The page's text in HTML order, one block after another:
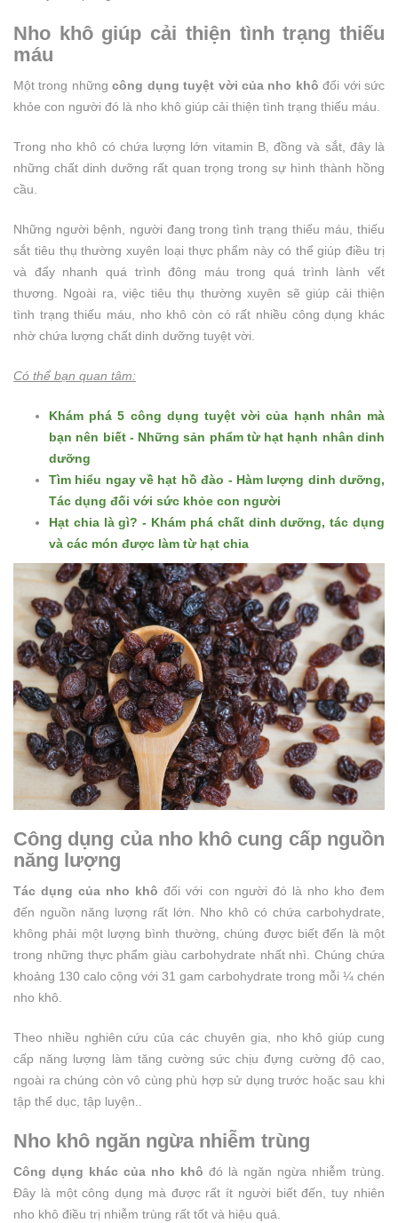
Nho khô giúp cải thiện tình trạng thiếu
máu
Một trong nhữngcông dụng tuyệt vời của nho khô đối với sức
khỏe con người đó là nho khô giúp cải thiện tình trạng thiếu máu.
Trong nho khô có chứa lượng lớn vitamin B, đồng và sắt, đây là
những chất dinh dưỡng rất quan trọng trong sự hình thành hồng
cầu.
Những người bệnh, người đang trong tình trạng thiếu máu, thiếu
sắt tiêu thụ thường xuyên loại thực phẩm này có thể giúp điều trị
và đẩy nhanh quá trình đông máu trong quá trình lành vết
thương. Ngoài ra, việc tiêu thụ thường xuyên sẽ giúp cải thiện
tình trạng thiếu máu, nho khô còn có rất nhiều công dụng khác
nhờ chứa lượng chất dinh dưỡng tuyệt vời.
Có thể bạn quan tâm:
Khám phá 5 công dụng tuyệt vời của hạnh nhân mà
bạn nên biết - Những sản phẩm từ hạt hạnh nhân dinh
dưỡng
Tìm hiểu ngay về hạt hồ đào - Hàm lượng dinh dưỡng,
Tác dụng đối với sức khỏe con người
Hạt chia là gì? - Khám phá chất dinh dưỡng, tác dụng
và các món được làm từ hạt chia
Công dụng của nho khô cung cấp nguồn
năng lượng
Tác dụng của nho khô đối với con người đó là nho kho đem
đến nguồn năng lượng rất lớn. Nho khô có chứa carbohydrate,
không phải một lượng bình thường, chúng được biết đến là một
trong những thực phẩm giàu carbohydrate nhất nhì. Chúng chứa
khoảng 130 calo cộng với 31 gam carbohydrate trong mỗi ¼ chén
nho khô.
Theo nhiều nghiên cứu của các chuyên gia, nho khô giúp cung
cấp năng lượng làm tăng cường sức chịu đựng cường độ cao,
ngoài ra chúng còn vô cùng phù hợp sử dụng trước hoặc sau khi
tập thể dục, tập luyện..
Nho khô ngăn ngừa nhiễm trùng
Công dụng khác của nho khô đó là ngăn ngừa nhiễm trùng.
Đây là một công dụng mà được rất ít người biết đến, tuy nhiên
nho khô điều trị nhiễm trùng rất tốt và hiệu quả.